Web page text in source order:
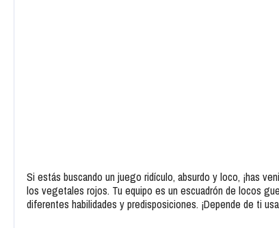
Si estás buscando un juego ridículo, absurdo y loco, ¡has
los vegetales rojos. Tu equipo es un escuadrón de locos
diferentes habilidades y predisposiciones. ¡Depende de ti